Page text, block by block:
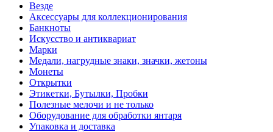
Везде
Аксессуары для коллекционирования
Банкноты
Искусство и антиквариат
Марки
Медали, нагрудные знаки, значки, жетоны
Монеты
Открытки
Этикетки, Бутылки, Пробки
Полезные мелочи и не только
Оборудование для обработки янтаря
Упаковка и доставка